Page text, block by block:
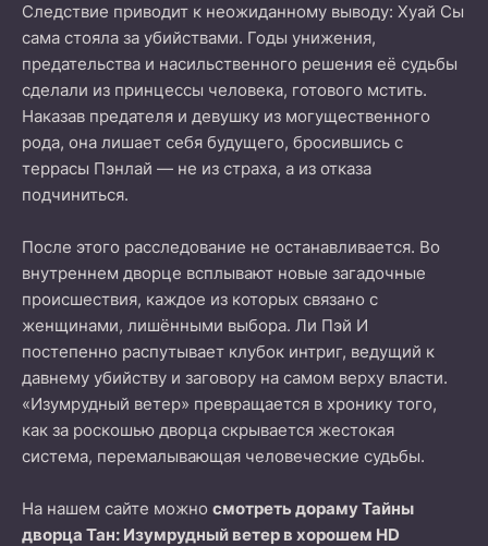
Следствие приводит к неожиданному выводу: Хуай Сы
сама стояла за убийствами. Годы унижения,
предательства и насильственного решения её судьбы
сделали из принцессы человека, готового мстить.
Наказав предателя и девушку из могущественного
рода, она лишает себя будущего, бросившись с
террасы Пэнлай — не из страха, а из отказа
подчиниться.
После этого расследование не останавливается. Во
внутреннем дворце всплывают новые загадочные
происшествия, каждое из которых связано с
женщинами, лишёнными выбора. Ли Пэй И
постепенно распутывает клубок интриг, ведущий к
давнему убийству и заговору на самом верху власти.
«Изумрудный ветер» превращается в хронику того,
как за роскошью дворца скрывается жестокая
система, перемалывающая человеческие судьбы.
На нашем сайте можно смотреть дораму Тайны
дворца Тан: Изумрудный ветер в хорошем HD